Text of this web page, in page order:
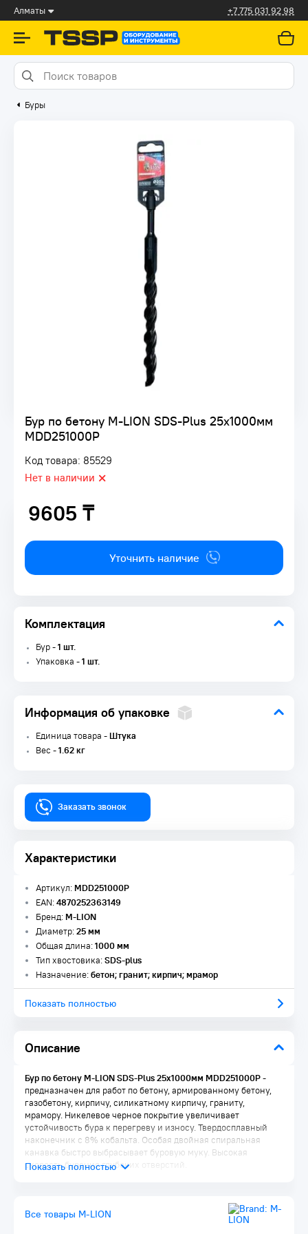
Алматы +7 775 031 92 98
Буры
Бур по бетону M-LION SDS-Plus 25х1000мм
MDD251000P
Код товара: 85529
Нет в наличии
9605 ₸
9605 ₸
Уточнить наличие
Комплектация
Бур -1 шт.
Упаковка -1 шт.
Информация об упаковке
Единица товара -Штука
Вес -1.62 кг
Заказать звонок
Характеристики
Описание
Артикул:MDD251000P
EAN:4870252363149
Бренд:M-LION
Диаметр:25 мм
Общая длина:1000 мм
Тип хвостовика:SDS-plus
Назначение:бетон; гранит; кирпич; мрамор
Показать полностью
Бур по бетону M-LION SDS-Plus 25х1000мм MDD251000P-
предназначен для работ по бетону, армированному бетону,
газобетону, кирпичу, силикатному кирпичу, граниту,
мрамору. Никелевое черное покрытие увеличивает
устойчивость бура к перегреву и износу. Твердосплавный
наконечник с 8% кобальта. Особая двойная спиральная
канавка быстро выбрасывает буровую муку. Высокая
скорость бурения глубоких отверстий.
Все товары M-LION